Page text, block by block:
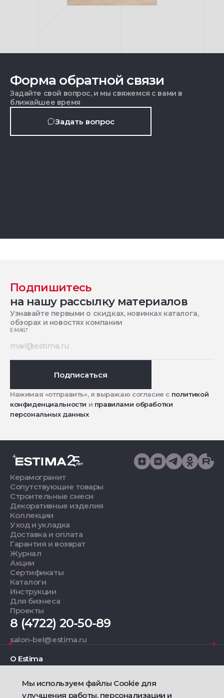
Форма обратной связи
Задайте свой вопрос, и мы свяжемся с вами в
ближайшее время
Задать вопрос
Подпишитесь
на нашу рассылку материалов
Узнавайте первыми о скидках, новинках каталога,
обзорах и новостях компании
E-MAIL*
Подписаться
Нажимая «отправить», я выражаю согласие с политикой
конфиденциальности и правилами обработки
персональных данных
Керамогранит
Сопутствующие товары
Строительные смеси
Декоративные изделия
Коллекции
Уход и укладка
Доставка и оплата
Гарантия и возврат
Журнал
Акции
Сертификаты
Каталоги
Инструкции
Для бизнеса
Проекты
8 (4722) 20-50-89
salon-bel@estima.ru
О Estima
Дизайнерам
Мы используем файлы Cookie для
улучшения работы, персонализации и